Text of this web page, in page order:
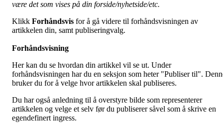
være det som vises på din forside/nyhetside/etc.
Klikk Forhåndsvis for å gå videre til forhåndsvisningen av
artikkelen din, samt publiseringvalg.
Forhåndsvisning
Her kan du se hvordan din artikkel vil se ut. Under
forhåndsvisningen har du en seksjon som heter "Publiser til".
bruker du for å velge hvor artikkelen skal publiseres.
Du har også anledning til å overstyre bilde som representerer
artikkelen og velge et selv før du publiserer såvel som å skrive en
egendefinert ingress.